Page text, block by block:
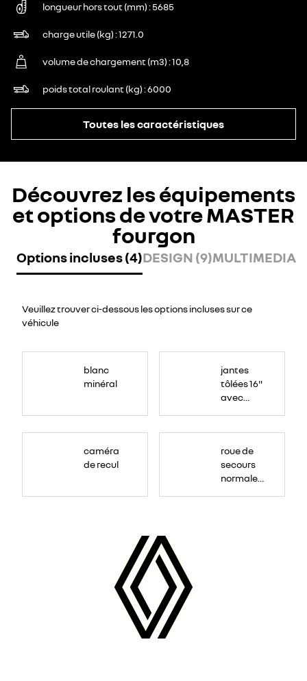
longueur hors tout (mm) 5685
charge utile (kg) 1271.0
volume de chargement (m3) 10,8
poids total roulant (kg) 6000
Toutes les caractéristiques
Découvrez les équipements
et options de votre MASTER
fourgon
Options incluses (4)DESIGN (9)MULTIMEDIA
Veuillez trouver ci-dessous les options incluses sur ce
véhicule
blanc
minéral
jantes
tôlées 16"
avec
caméra
de recul
roue de
secours
normale